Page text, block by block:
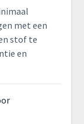
met een
stof te
en